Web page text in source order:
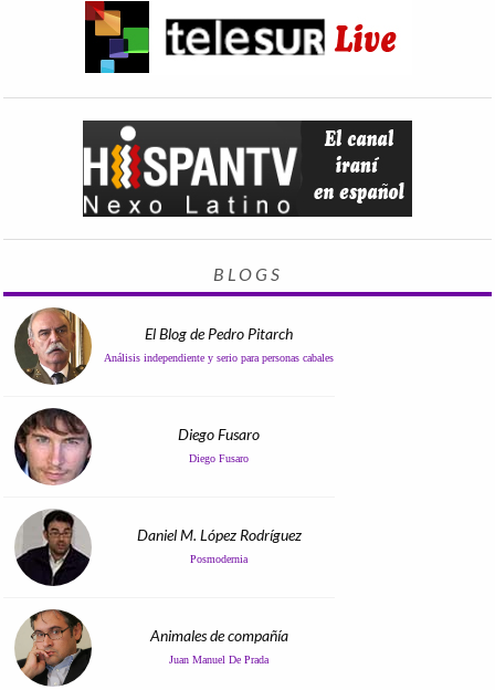
BLOGS
El Blog de Pedro Pitarch
Análisis independiente y serio para personas cabales
Diego Fusaro
Diego Fusaro
Daniel M. López Rodríguez
Posmodernia
Animales de compañía
Juan Manuel De Prada